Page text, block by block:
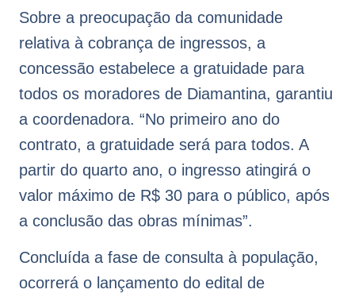
Sobre a preocupação da comunidade
relativa à cobrança de ingressos, a
concessão estabelece a gratuidade para
todos os moradores de Diamantina, garantiu
a coordenadora. “No primeiro ano do
contrato, a gratuidade será para todos. A
partir do quarto ano, o ingresso atingirá o
valor máximo de R$ 30 para o público, após
a conclusão das obras mínimas”.
Concluída a fase de consulta à população,
ocorrerá o lançamento do edital de